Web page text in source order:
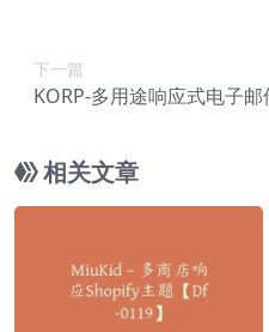
下一篇
KORP-多用途响应式电子邮
相关文章